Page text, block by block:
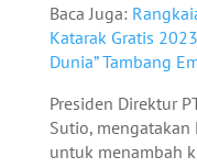
Baca Juga:
Katarak Gratis
Dunia” Tambang
Presiden Direktur
Sutio, mengatakan
untuk menambah